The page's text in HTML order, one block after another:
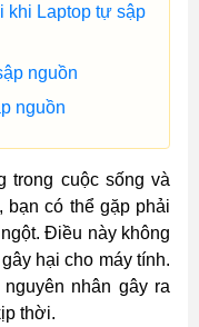
khi Laptop tự sập
nguồn
nguồn
trong cuộc sống và
bạn có thể gặp phải
Điều này không
hại cho máy tính.
nhân gây ra
thời.